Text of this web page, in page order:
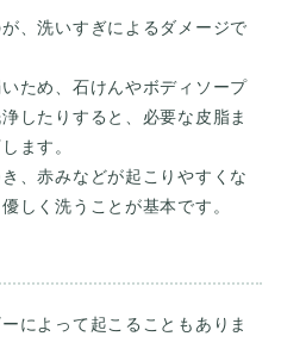
、洗いすぎによるダメージで
ため、石けんやボディソープ
したりすると、必要な皮脂ま
ます。
、赤みなどが起こりやすくな
によって起こることもありま